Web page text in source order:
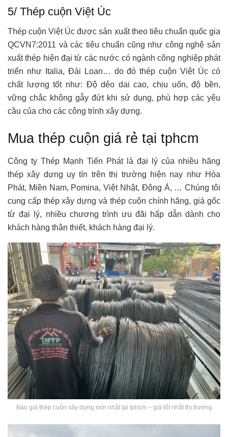
5/ Thép cuộn Việt Úc
Thép cuộn Việt Úc được sản xuất theo tiêu chuẩn quốc gia
QCVN7:2011 và các tiêu chuẩn cũng như công nghệ sản
xuất thép hiện đại từ các nước có ngành công nghiệp phát
triển như Italia, Đài Loan… do đó thép cuộn Việt Úc có
chất lượng tốt như: Độ dẻo dai cao, chịu uốn, độ bền,
vững chắc không gẫy đứt khi sử dụng, phù hợp các yêu
cầu của cho các công trình xây dựng.
Mua thép cuộn giá rẻ tại tphcm
Công ty Thép Mạnh Tiến Phát là đại lý của nhiều hãng
thép xây dựng uy tín trên thị trường hiện nay như Hòa
Phát, Miền Nam, Pomina, Việt Nhật, Đông Á, … Chúng tôi
cung cấp thép xây dựng và thép cuộn chính hãng, giá gốc
từ đại lý, nhiều chương trình ưu đãi hấp dẫn dành cho
khách hàng thân thiết, khách hàng đại lý.
Báo giá thép cuộn xây dựng mới nhất tại tphcm – giá tốt nhất thị trường